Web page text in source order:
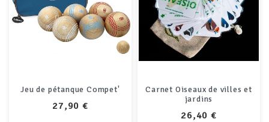
Jeu de pétanque Compet'
PRIX
27,90 €
Carnet Oiseaux de villes et
jardins
PRIX
26,40 €